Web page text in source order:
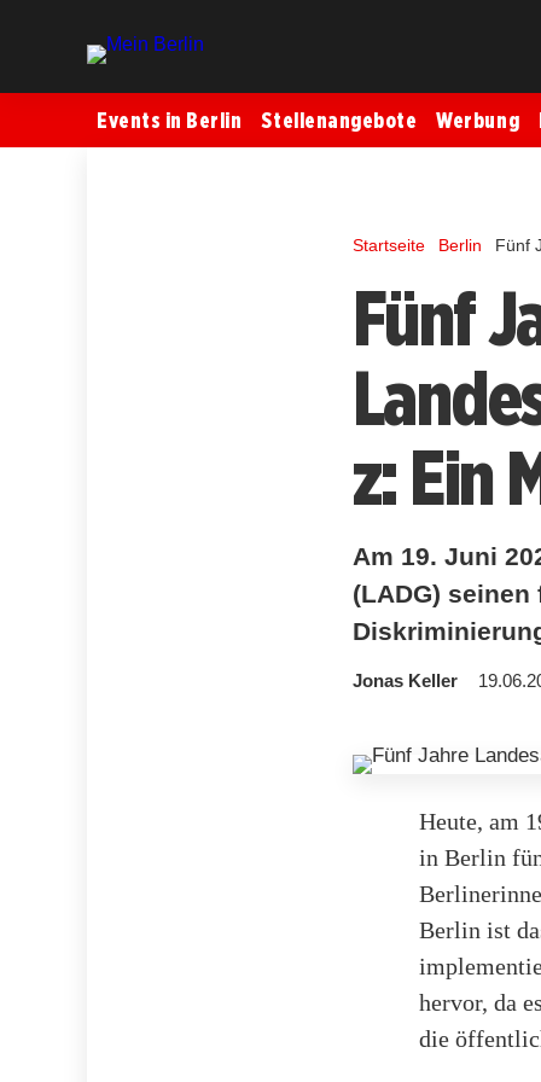
Events in Berlin Stellenangebote Werbung
Startseite Berlin Fünf
Fünf
z: Ein
Am 19. Juni
(LADG)
Jonas Keller
Heute, am
in Berlin
Berlin ist
hervor, da
die